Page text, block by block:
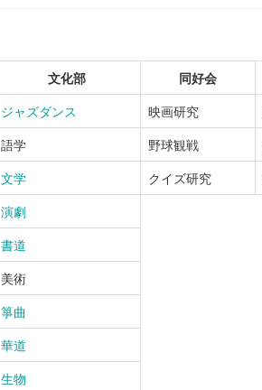
文化部 同好会
ジャズダンス 映画研究
語学 野球観戦
文学 クイズ研究
演劇
書道
美術
箏曲
華道
生物